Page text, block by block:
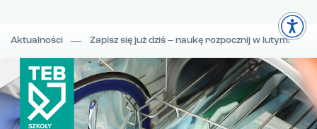
Aktualności Zapisz się już dziś – naukę rozpocznij w lutym!